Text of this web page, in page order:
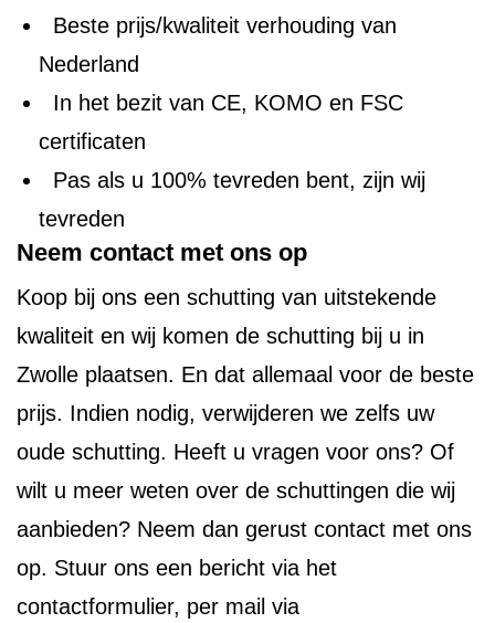
Beste prijs/kwaliteit verhouding van
Nederland
In het bezit van CE, KOMO en FSC
certificaten
Pas als u 100% tevreden bent, zijn wij
tevreden
Neem contact met ons op
Koop bij ons een schutting van uitstekende
kwaliteit en wij komen de schutting bij u in
Zwolle plaatsen. En dat allemaal voor de beste
prijs. Indien nodig, verwijderen we zelfs uw
oude schutting. Heeft u vragen voor ons? Of
wilt u meer weten over de schuttingen die wij
aanbieden? Neem dan gerust contact met ons
op. Stuur ons een bericht via het
contactformulier, per mail via